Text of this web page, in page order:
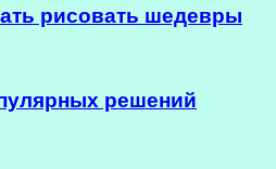
рисовать шедевры
решений